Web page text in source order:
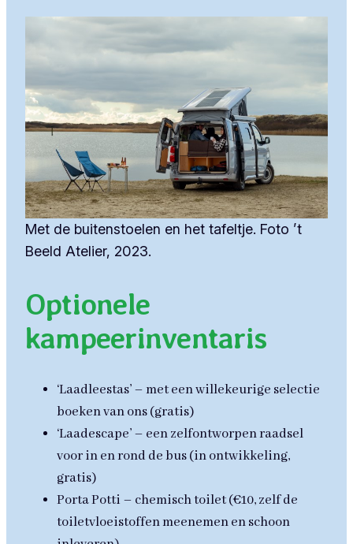
Met de buitenstoelen en het tafeltje. Foto ’t
Beeld Atelier, 2023.
Optionele
kampeerinventaris
‘Laadleestas’ – met een willekeurige selectie
boeken van ons (gratis)
‘Laadescape’ – een zelfontworpen raadsel
voor in en rond de bus (in ontwikkeling,
gratis)
Porta Potti – chemisch toilet (€10, zelf de
toiletvloeistoffen meenemen en schoon